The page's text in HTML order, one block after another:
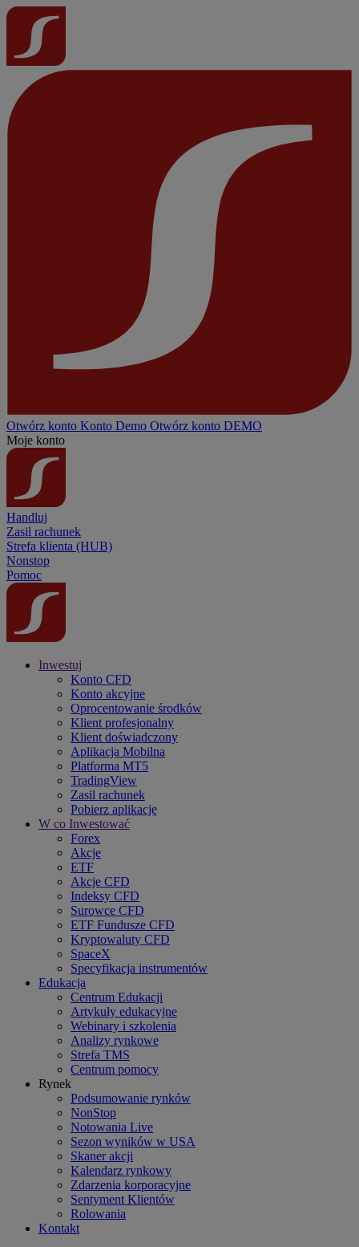
Otwórz konto Konto Demo Otwórz konto DEMO
Moje konto
Handluj
Zasil rachunek
Strefa klienta (HUB)
Nonstop
Pomoc
Inwestuj
Konto CFD
Konto akcyjne
Oprocentowanie środków
Klient profesjonalny
Klient doświadczony
Aplikacja Mobilna
Platforma MT5
TradingView
Zasil rachunek
Pobierz aplikację
W co Inwestować
Forex
Akcje
ETF
Akcje CFD
Indeksy CFD
Surowce CFD
ETF Fundusze CFD
Kryptowaluty CFD
SpaceX
Specyfikacja instrumentów
Edukacja
Centrum Edukacji
Artykuły edukacyjne
Webinary i szkolenia
Analizy rynkowe
Strefa TMS
Centrum pomocy
Rynek
Podsumowanie rynków
NonStop
Notowania Live
Sezon wyników w USA
Skaner akcji
Kalendarz rynkowy
Zdarzenia korporacyjne
Sentyment Klientów
Rolowania
Kontakt